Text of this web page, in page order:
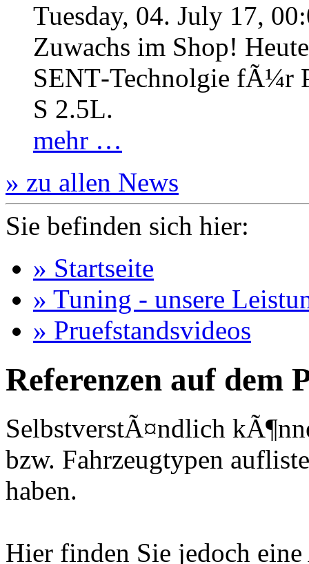
Tuesday, 04. July 17,
Zuwachs im Shop!
SENT‐Technolgie fÃ¼r
S 2.5L.
mehr …
» zu allen News
Sie befinden sich hier:
» Startseite
» Tuning - unsere
» Pruefstandsvideos
Referenzen auf dem
SelbstverstÃ¤ndlich
bzw. Fahrzeugtypen
haben.
Hier finden Sie jedoch